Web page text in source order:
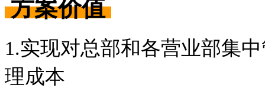
方案价值
1.实现对总部和各营业部集
理成本